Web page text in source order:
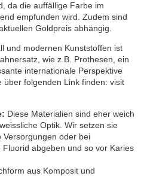
da die auffällige Farbe im
empfunden wird. Zudem sind
Goldpreis abhängig.
und modernen Kunststoffen ist
wie z.B. Prothesen, ein
internationale Perspektive
über folgenden Link finden: visit
Diese Materialien sind eher weich
Optik. Wir setzen sie
Versorgungen oder bei
abgeben und so vor Karies
aus Komposit und